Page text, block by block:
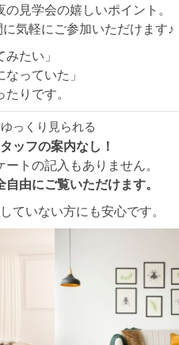
の見学会の嬉しいポイント。
気軽にご参加いただけます♪
みたい」
なっていた」
りです。
っくり見られる
ッフの案内なし！
トの記入もありません。
自由にご覧いただけます。
ていない方にも安心です。